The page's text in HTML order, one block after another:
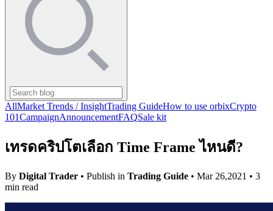
AllMarket Trends / InsightTrading GuideHow to use orbixCrypto
101CampaignAnnouncementFAQSale kit
เทรดคริปโตเลือก Time Frame ไหนดี?
By Digital Trader • Publish in Trading Guide • Mar 26,2021 • 3
min read